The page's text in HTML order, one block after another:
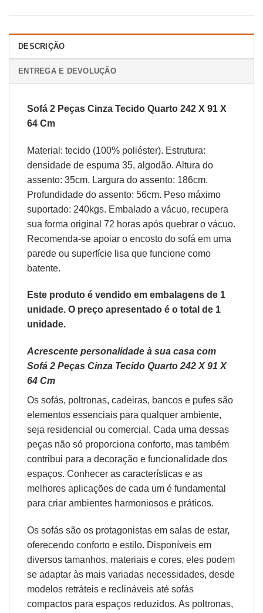
DESCRIÇÃO
ENTREGA E DEVOLUÇÃO
Sofá 2 Peças Cinza Tecido Quarto 242 X 91 X
64 Cm
Material: tecido (100% poliéster). Estrutura:
densidade de espuma 35, algodão. Altura do
assento: 35cm. Largura do assento: 186cm.
Profundidade do assento: 56cm. Peso máximo
suportado: 240kgs. Embalado a vácuo, recupera
sua forma original 72 horas após quebrar o vácuo.
Recomenda-se apoiar o encosto do sofá em uma
parede ou superfície lisa que funcione como
batente.
Este produto é vendido em embalagens de 1
unidade. O preço apresentado é o total de 1
unidade.
Acrescente personalidade à sua casa com
Sofá 2 Peças Cinza Tecido Quarto 242 X 91 X
64 Cm
Os sofás, poltronas, cadeiras, bancos e pufes são
elementos essenciais para qualquer ambiente,
seja residencial ou comercial. Cada uma dessas
peças não só proporciona conforto, mas também
contribui para a decoração e funcionalidade dos
espaços. Conhecer as características e as
melhores aplicações de cada um é fundamental
para criar ambientes harmoniosos e práticos.
Os sofás são os protagonistas em salas de estar,
oferecendo conforto e estilo. Disponíveis em
diversos tamanhos, materiais e cores, eles podem
se adaptar às mais variadas necessidades, desde
modelos retráteis e reclináveis até sofás
compactos para espaços reduzidos. As poltronas,